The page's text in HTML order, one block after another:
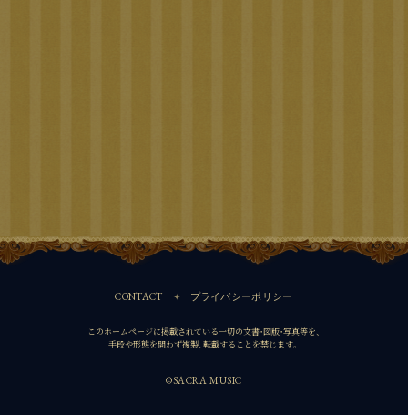
CONTACT プライバシーポリシー
このホームページに掲載されている一切の文書・図版・写真等を、
手段や形態を問わず複製、転載することを禁じます。
©SACRA MUSIC